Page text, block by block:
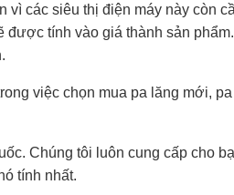
các siêu thị điện máy này còn
được tính vào giá thành sản
việc chọn mua pa lăng mới,
Chúng tôi luôn cung cấp cho
tính nhất.